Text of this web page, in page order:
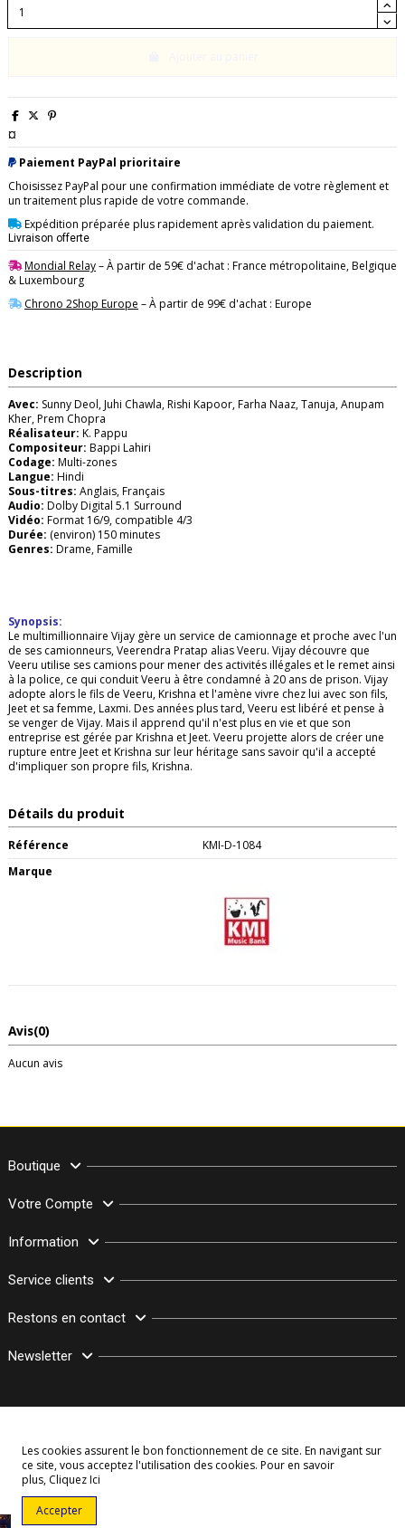
¤
Paiement PayPal prioritaire
Choisissez PayPal pour une confirmation immédiate de votre règlement et
un traitement plus rapide de votre commande.
Expédition préparée plus rapidement après validation du paiement.
Livraison offerte
Mondial Relay– À partir de 59€ d'achat : France métropolitaine, Belgique
& Luxembourg
Chrono 2Shop Europe – À partir de 99€ d'achat : Europe
Description
Avec: Sunny Deol, Juhi Chawla, Rishi Kapoor, Farha Naaz, Tanuja, Anupam
Kher, Prem Chopra
Réalisateur: K. Pappu
Compositeur: Bappi Lahiri
Codage: Multi-zones
Langue: Hindi
Sous-titres: Anglais, Français
Audio: Dolby Digital 5.1 Surround
Vidéo: Format 16/9, compatible 4/3
Durée: (environ) 150 minutes
Genres: Drame, Famille
Synopsis:
Le multimillionnaire Vijay gère un service de camionnage et proche avec l'un
de ses camionneurs, Veerendra Pratap alias Veeru. Vijay découvre que
Veeru utilise ses camions pour mener des activités illégales et le remet ainsi
à la police, ce qui conduit Veeru à être condamné à 20 ans de prison. Vijay
adopte alors le fils de Veeru, Krishna et l'amène vivre chez lui avec son fils,
Jeet et sa femme, Laxmi. Des années plus tard, Veeru est libéré et pense à
se venger de Vijay. Mais il apprend qu'il n'est plus en vie et que son
entreprise est gérée par Krishna et Jeet. Veeru projette alors de créer une
rupture entre Jeet et Krishna sur leur héritage sans savoir qu'il a accepté
d'impliquer son propre fils, Krishna.
Détails du produit
Référence
KMI-D-1084
Marque
Avis(0)
Aucun avis
Boutique
Votre Compte
Information
Service clients
Restons en contact
Newsletter
© Copyright 2003–2026 Bollymarket.com - Tous Droits Réservés
Les cookies assurent le bon fonctionnement de ce site. En navigant sur
ce site, vous acceptez l'utilisation des cookies. Pour en savoir
plus, Cliquez Ici
Accepter